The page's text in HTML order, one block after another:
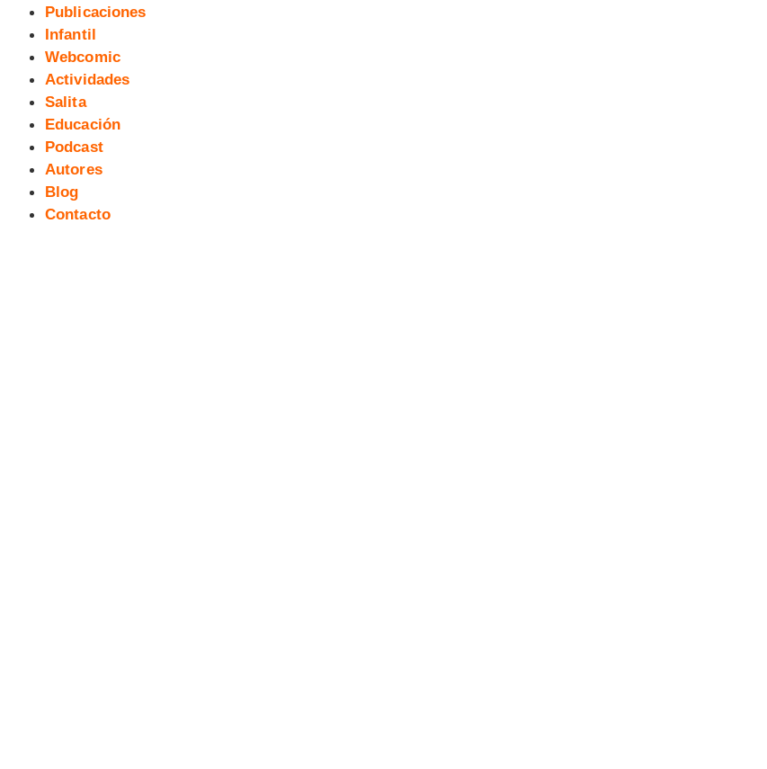
Publicaciones
Infantil
Webcomic
Actividades
Salita
Educación
Podcast
Autores
Blog
Contacto